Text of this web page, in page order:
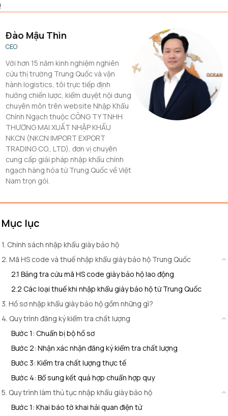
Đào Mậu Thìn
CEO
Với hơn 15 năm kinh nghiệm nghiên
cứu thị trường Trung Quốc và vận
hành logistics, tôi trực tiếp định
hướng chiến lược, kiểm duyệt nội dung
chuyên môn trên website Nhập Khẩu
Chính Ngạch thuộc CÔNG TY TNHH
THƯƠNG MẠI XUẤT NHẬP KHẨU
NKCN (NKCN IMPORT EXPORT
TRADING CO., LTD), đơn vị chuyên
cung cấp giải pháp nhập khẩu chính
ngạch hàng hóa từ Trung Quốc về Việt
Nam trọn gói.
Mục lục
1. Chính sách nhập khẩu giày bảo hộ
2. Mã HS code và thuế nhập khẩu giày bảo hộ Trung Quốc
2.1 Bảng tra cứu mã HS code giày bảo hộ lao động
2.2 Các loại thuế khi nhập khẩu giày bảo hộ từ Trung Quốc
3. Hồ sơ nhập khẩu giày bảo hộ gồm những gì?
4. Quy trình đăng ký kiểm tra chất lượng
Bước 1: Chuẩn bị bộ hồ sơ
Bước 2: Nhận xác nhận đăng ký kiểm tra chất lượng
Bước 3: Kiểm tra chất lượng thực tế
Bước 4: Bổ sung kết quả hợp chuẩn hợp quy
5. Quy trình làm thủ tục nhập khẩu giày bảo hộ
Bước 1: Khai báo tờ khai hải quan điện tử